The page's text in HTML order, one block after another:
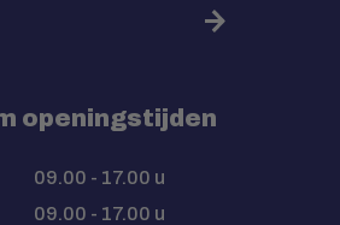
openingstijden
09.00 - 17.00 u
09.00 - 17.00 u